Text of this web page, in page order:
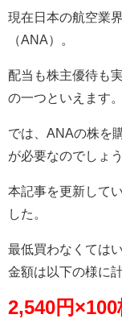
現在日本の航空業
（ANA）。
配当も株主優待も
の一つといえます。
では、ANAの株を
が必要なのでしょう
本記事を更新して
した。
最低買わなくては
金額は以下の様に
2,540円×100